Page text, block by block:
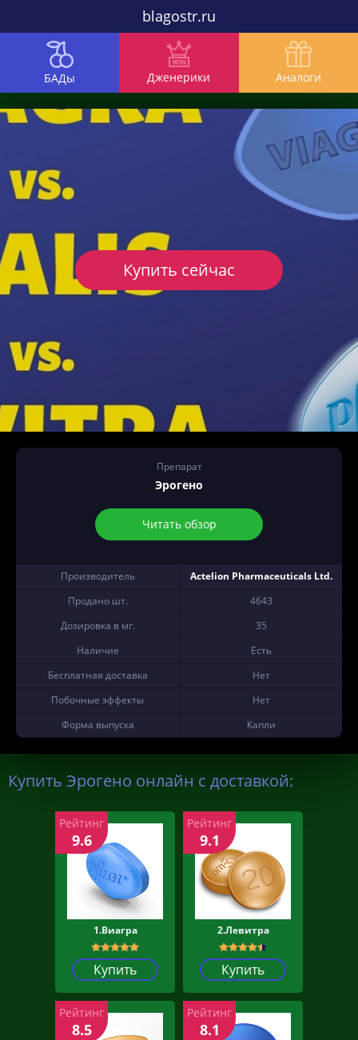
blagostr.ru
БАДы Дженерики Аналоги
Препарат
Эрогено
Читать обзор
Производитель
Actelion Pharmaceuticals Ltd.
Продано шт.
4643
Дозировка в мг.
35
Наличие
Есть
Бесплатная доставка
Нет
Побочные эффекты
Нет
Форма выпуска
Капли
Купить сейчас
Купить Эрогено онлайн с доставкой:
1.Виагра
Купить
Рейтинг
9.6
2.Левитра
Купить
Рейтинг
9.1
Рейтинг
8.5
Рейтинг
8.1